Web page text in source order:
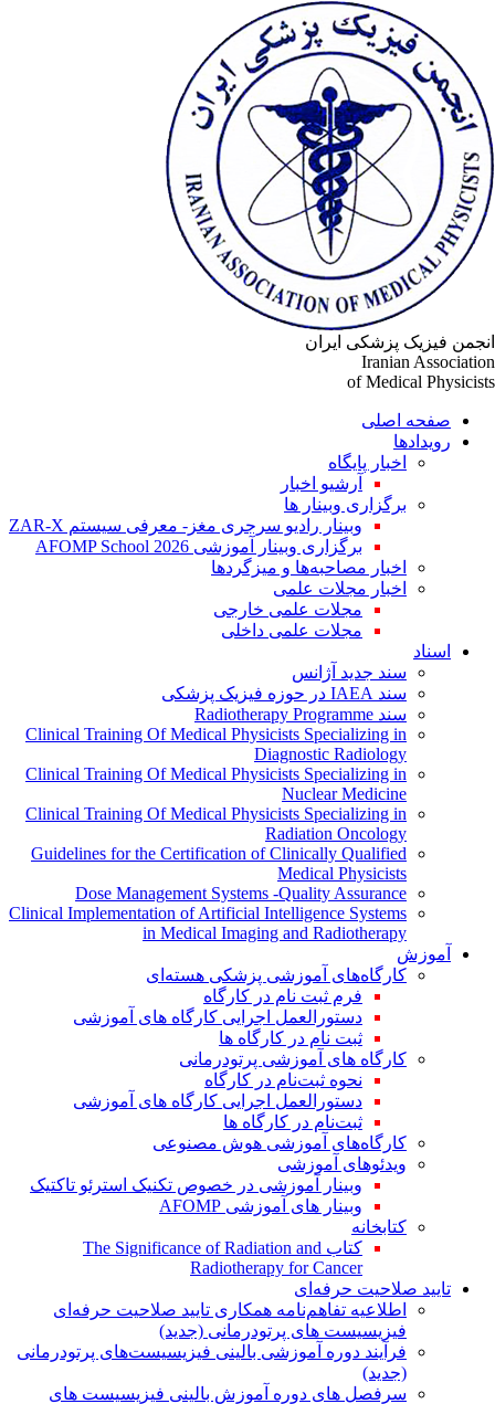
فیزیک پزشکی ایران
Iranian
of Medical
صفحه اصلی
رویدادها
اخبار پایگاه
آرشیو اخبار
برگزاری وبینار ها
وبینار رادیو سرجری مغز- معرفی سیستم ZAR-X
برگزاری وبینار آموزشی AFOMP School 2026
اخبار مصاحبه‌ها و میزگردها
اخبار مجلات علمی
مجلات علمی خارجی
مجلات علمی داخلی
اسناد
سند جدید آژانس
سند IAEA در حوزه فیزیک پزشکی
سند Radiotherapy Programme
Clinical Training Of Medical Physicists Specializing in
Diagnostic Radiology
Clinical Training Of Medical Physicists Specializing in
Nuclear Medicine
Clinical Training Of Medical Physicists Specializing in
Radiation Oncology
Guidelines for the Certification of Clinically Qualified
Medical Physicists
Dose Management Systems -Quality Assurance
Clinical Implementation of Artificial Intelligence Systems
in Medical Imaging and Radiotherapy
آموزش
کارگاه‌های آموزشی پزشکی هسته‌ای
فرم ثبت نام در کارگاه
دستورالعمل اجرایی کارگاه های آموزشی
ثبت نام در کارگاه ها
کارگاه های آموزشی پرتودرمانی
نحوه ثبت‌نام در کارگاه
دستورالعمل اجرایی کارگاه های آموزشی
ثبت‌نام در کارگاه ها
کارگاه‌های آموزشی هوش مصنوعی
ویدئوهای آموزشی
وبینار آموزشی در خصوص تکنیک استرئو تاکتیک
وبینار های آموزشی AFOMP
کتابخانه
کتاب The Significance of Radiation and
Radiotherapy for Cancer
تایید صلاحیت حرفه‌ای
اطلاعیه تفاهم‌نامه همکاری تایید صلاحیت حرفه‌ای
فیزیسیست های پرتودرمانی (جدید)
فرآیند دوره آموزشی بالینی فیزیسیست‌های پرتودرمانی
(جدید)
سرفصل های دوره آموزش بالینی فیزیسیست های